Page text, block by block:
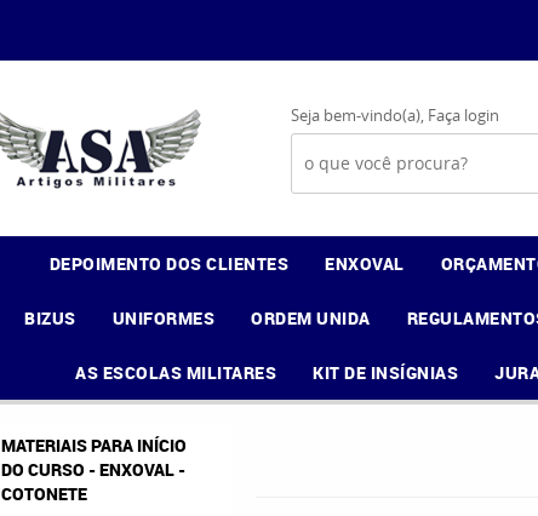
Seja bem-vindo(a), Faça login
DEPOIMENTO DOS CLIENTES ENXOVAL
BIZUS UNIFORMES ORDEM UNIDA
AS ESCOLAS MILITARES KIT DE INSÍGNIAS
MATERIAIS PARA INÍCIO
DO CURSO - ENXOVAL -
COTONETE